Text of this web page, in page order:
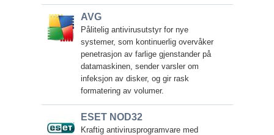
AVG
Pålitelig antivirusutstyr for nye
systemer, som kontinuerlig overvåker
penetrasjon av farlige gjenstander på
datamaskinen, sender varsler om
infeksjon av disker, og gir rask
formatering av volumer.
ESET NOD32
Kraftig antivirusprogramvare med